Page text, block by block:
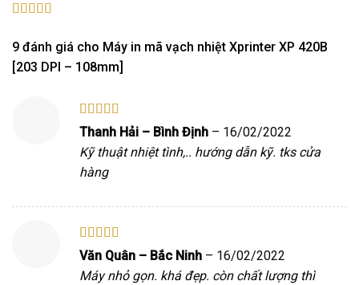
hạng
5.00
5
sao
9 đánh giá cho Máy in mã vạch nhiệt Xprinter XP 420B
[203 DPI – 108mm]
Được xếp
hạng55 sao
Thanh Hải – Bình Định – 16/02/2022
Kỹ thuật nhiệt tình,.. hướng dẫn kỹ. tks cửa
hàng
Được xếp
hạng 55 sao
Văn Quân – Bắc Ninh – 16/02/2022
Máy nhỏ gọn. khá đẹp. còn chất lượng thì